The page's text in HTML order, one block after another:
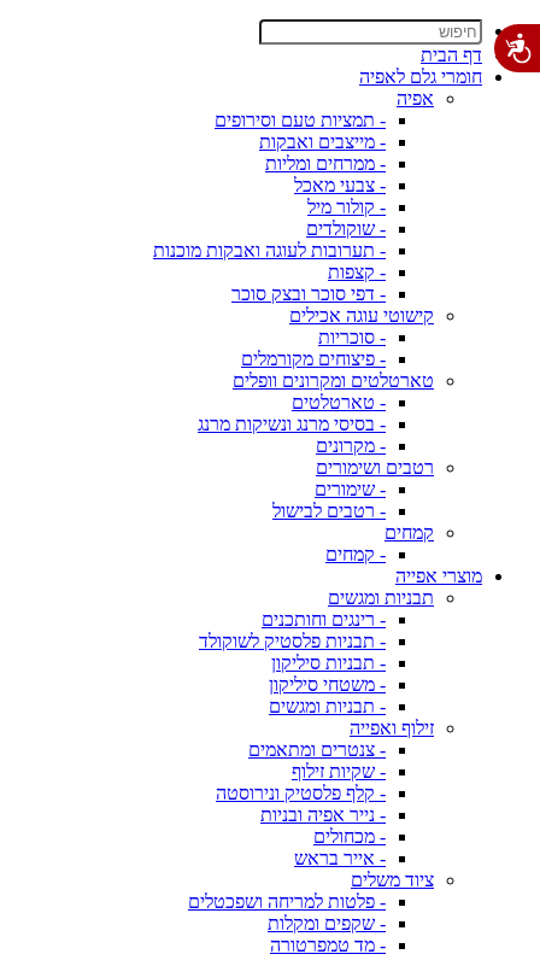
דף הבית
חומרי גלם לאפיה
אפיה
- תמציות טעם וסירופים
- מייצבים ואבקות
- ממרחים ומליות
- צבעי מאכל
- קולור מיל
- שוקולדים
- תערובות לעוגה ואבקות מוכנות
- קצפות
- דפי סוכר ובצק סוכר
קישוטי עוגה אכילים
- סוכריות
- פיצוחים מקורמלים
טארטלטים ומקרונים וופלים
- טארטלטים
- בסיסי מרנג ונשיקות מרנג
- מקרונים
רטבים ושימורים
- שימורים
- רטבים לבישול
קמחים
- קמחים
מוצרי אפייה
תבניות ומגשים
- רינגים וחותכנים
- תבניות פלסטיק לשוקולד
- תבניות סיליקון
- משטחי סיליקון
- תבניות ומגשים
זילוף ואפייה
- צנטרים ומתאמים
- שקיות זילוף
- קלף פלסטיק ונירוסטה
- נייר אפיה ובניות
- מכחולים
- אייר בראש
ציוד משלים
- פלטות למריחה ושפכטלים
- שקפים ומקלות
- מד טמפרטורה